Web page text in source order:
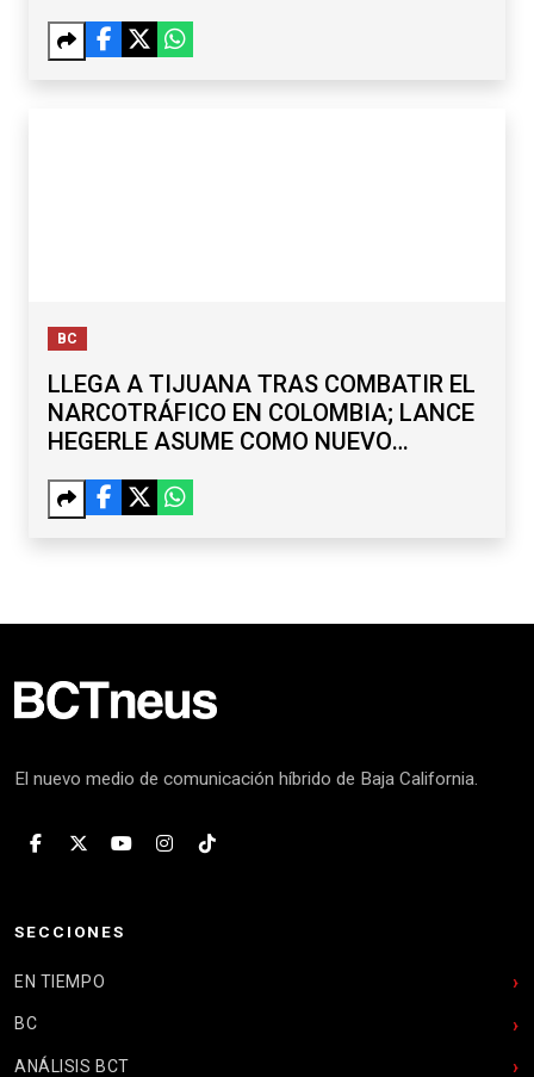
BC
LLEGA A TIJUANA TRAS COMBATIR EL
NARCOTRÁFICO EN COLOMBIA; LANCE
HEGERLE ASUME COMO NUEVO
El nuevo medio de comunicación híbrido de Baja California.
SECCIONES
EN TIEMPO
BC
ANÁLISIS BCT